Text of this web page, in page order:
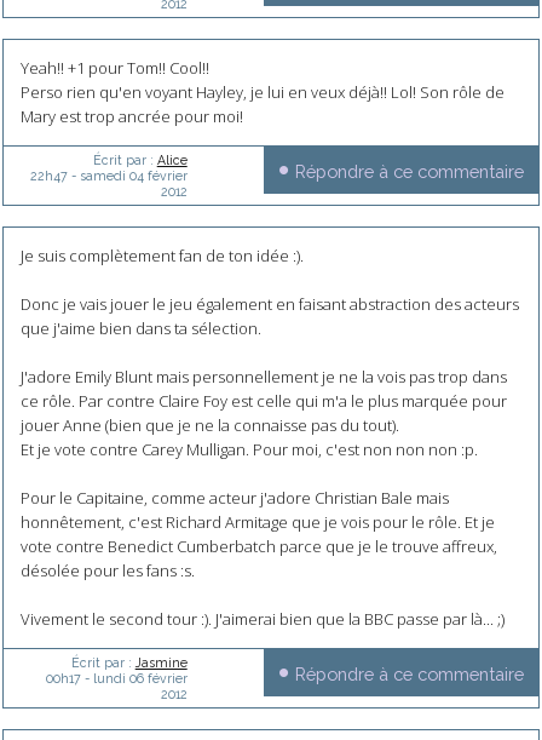
2012
Yeah!! +1 pour Tom!! Cool!!
Perso rien qu'en voyant Hayley, je lui en veux déjà!! Lol! Son rôle de
Mary est trop ancrée pour moi!
Écrit par : Alice
22h47- samedi 04 février
2012
Répondre à ce commentaire
Je suis complètement fan de ton idée :).
Donc je vais jouer le jeu également en faisant abstraction des acteurs
que j'aime bien dans ta sélection.
J'adore Emily Blunt mais personnellement je ne la vois pas trop dans
ce rôle. Par contre Claire Foy est celle qui m'a le plus marquée pour
jouer Anne (bien que je ne la connaisse pas du tout).
Et je vote contre Carey Mulligan. Pour moi, c'est non non non :p.
Pour le Capitaine, comme acteur j'adore Christian Bale mais
honnêtement, c'est Richard Armitage que je vois pour le rôle. Et je
vote contre Benedict Cumberbatch parce que je le trouve affreux,
désolée pour les fans :s.
Vivement le second tour :). J'aimerai bien que la BBC passe par là... ;)
Écrit par : Jasmine
00h17- lundi 06 février
2012
Répondre à ce commentaire